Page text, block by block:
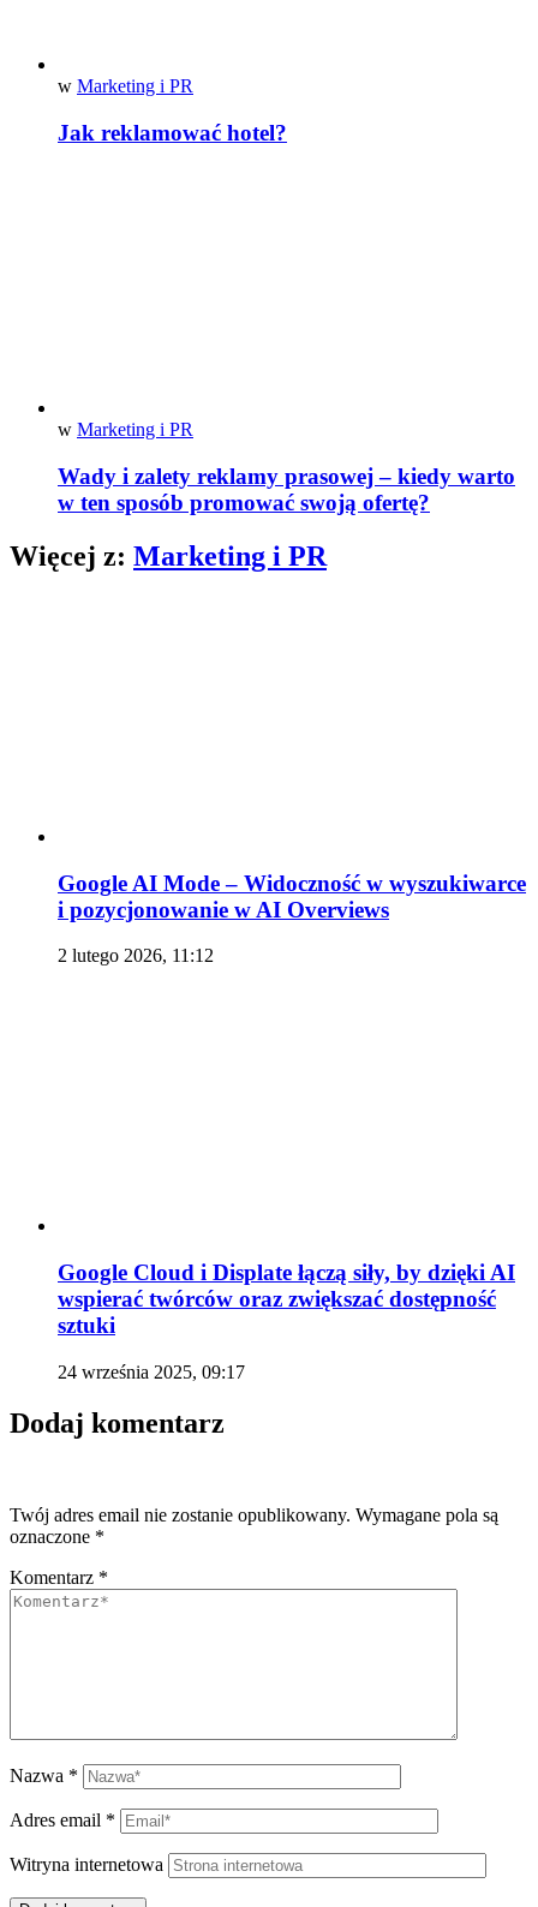
w Marketing i PR
Jak reklamować hotel?
w Marketing i PR
Wady i zalety reklamy prasowej – kiedy warto
w ten sposób promować swoją ofertę?
Więcej z: Marketing i PR
Google AI Mode – Widoczność w wyszukiwarce
i pozycjonowanie w AI Overviews
2 lutego 2026, 11:12
Google Cloud i Displate łączą siły, by dzięki AI
wspierać twórców oraz zwiększać dostępność
sztuki
24 września 2025, 09:17
Dodaj komentarz
Twój adres email nie zostanie opublikowany. Wymagane pola są
oznaczone *
Komentarz *
Nazwa *
Adres email *
Witryna internetowa